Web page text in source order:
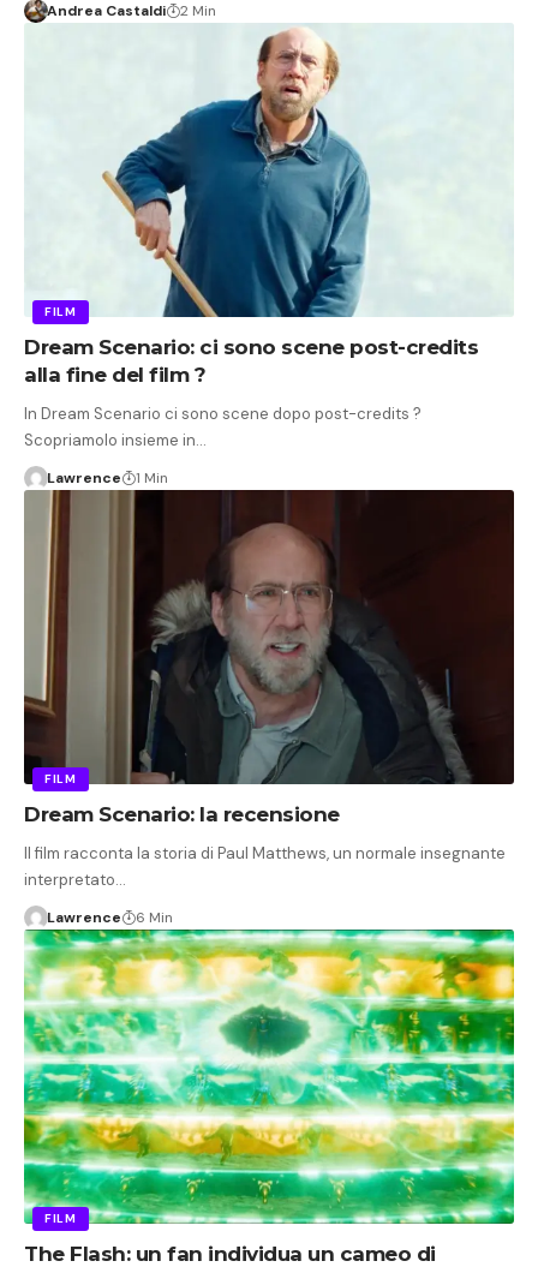
Andrea Castaldi 2 Min
FILM
Dream Scenario: ci sono scene post-credits
alla fine del film ?
In Dream Scenario ci sono scene dopo post-credits ?
Scopriamolo insieme in…
Lawrence 1 Min
FILM
Dream Scenario: la recensione
Il film racconta la storia di Paul Matthews, un normale insegnante
interpretato…
Lawrence 6 Min
FILM
The Flash: un fan individua un cameo di